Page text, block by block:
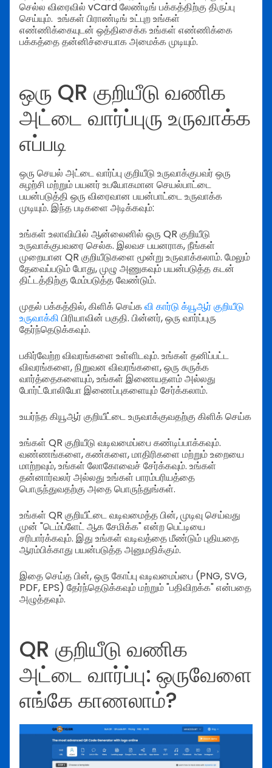
செல்ல விரைவில் vCard லேண்டிங் பக்கத்திற்கு திருப்பு
செய்யும். உங்கள் பிராண்டிங் உட்புற உங்கள்
எண்ணிக்கையுடன் ஒத்திசைக்க உங்கள் எண்ணிக்கை
பக்கத்தை தன்னிச்சையாக அமைக்க முடியும்.
ஒரு QR குறியீடு வணிக
அட்டை வார்ப்புரு உருவாக்க
எப்படி
ஒரு செயல் அட்டை வார்ப்பு குறியீடு உருவாக்குபவர் ஒரு
சுழற்சி மற்றும் பயனர் உபயோகமான செயல்பாட்டை
பயன்படுத்தி ஒரு விரைவான பயன்பாட்டை உருவாக்க
முடியும். இந்த படிகளை அடிக்கவும்:
உங்கள் உலாவியில் ஆன்லைனில் ஒரு QR குறியீடு
உருவாக்குபவரை செல்க. இலவச பயனராக, நீங்கள்
முறையான QR குறியீடுகளை மூன்று உருவாக்கலாம். மேலும்
தேவைப்படும் போது, முழு அணுகவும் பயன்படுத்த கடன்
திட்டத்திற்கு மேம்படுத்த வேண்டும்.
முதல் பக்கத்தில், கிளிக் செய்கவி கார்டு க்யூஆர் குறியீடு
உருவாக்கி பிரியாவின் பகுதி. பின்னர், ஒரு வார்ப்புரு
தேர்ந்தெடுக்கவும்.
பகிர்வேற்ற விவரங்களை உள்ளிடவும். உங்கள் தனிப்பட்ட
விவரங்களை, நிறுவன விவரங்களை, ஒரு சுருக்க
வார்த்தைகளையும், உங்கள் இணையதளம் அல்லது
போர்ட்போலியோ இணைப்புகளையும் சேர்க்கலாம்.
உயர்ந்த கியூஆர் குறியீட்டை உருவாக்குவதற்கு கிளிக் செய்க
உங்கள் QR குறியீடு வடிவமைப்பை கண்டிப்பாக்கவும்.
வண்ணங்களை, கண்களை, மாதிரிகளை மற்றும் உறையை
மாற்றவும், உங்கள் லோகோவைச் சேர்க்கவும். உங்கள்
தன்னார்வலர் அல்லது உங்கள் பாரம்பரியத்தை
பொருந்துவதற்கு அதை பொருந்துங்கள்.
உங்கள் QR குறியீட்டை வடிவமைத்த பின், முடிவு செய்வது
முன் "டெம்ப்ளேட் ஆக சேமிக்க" என்ற பெட்டியை
சரிபார்க்கவும். இது உங்கள் வடிவத்தை மீண்டும் புதியதை
ஆரம்பிக்காது பயன்படுத்த அனுமதிக்கும்.
இதை செய்த பின், ஒரு கோப்பு வடிவமைப்பை (PNG, SVG,
PDF, EPS) தேர்ந்தெடுக்கவும் மற்றும் "பதிவிறக்க" என்பதை
அழுத்தவும்.
QR குறியீடு வணிக
அட்டை வார்ப்பு: ஒருவேளை
எங்கே காணலாம்?